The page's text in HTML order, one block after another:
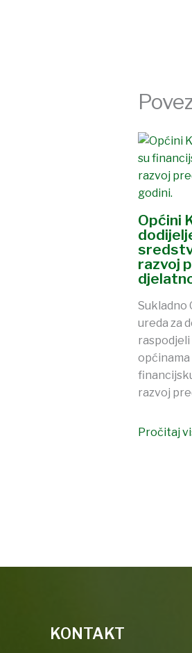
Općini
razvoj
Sukladno
ureda za
razvoj
Pročitaj
KONTAKT